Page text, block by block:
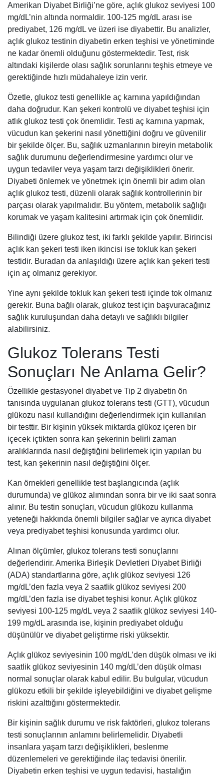
Amerikan Diyabet Birliği’ne göre, açlık glukoz seviyesi 100
mg/dL’nin altında normaldir. 100-125 mg/dL arası ise
prediyabet, 126 mg/dL ve üzeri ise diyabettir. Bu analizler,
açlık glukoz testinin diyabetin erken teşhisi ve yönetiminde
ne kadar önemli olduğunu göstermektedir. Test, risk
altındaki kişilerde olası sağlık sorunlarını teşhis etmeye ve
gerektiğinde hızlı müdahaleye izin verir.
Özetle, glukoz testi genellikle aç karnına yapıldığından
daha doğrudur. Kan şekeri kontrolü ve diyabet teşhisi için
atlık glukoz testi çok önemlidir. Testi aç karnına yapmak,
vücudun kan şekerini nasıl yönettiğini doğru ve güvenilir
bir şekilde ölçer. Bu, sağlık uzmanlarının bireyin metabolik
sağlık durumunu değerlendirmesine yardımcı olur ve
uygun tedaviler veya yaşam tarzı değişiklikleri önerir.
Diyabeti önlemek ve yönetmek için önemli bir adım olan
açlık glukoz testi, düzenli olarak sağlık kontrollerinin bir
parçası olarak yapılmalıdır. Bu yöntem, metabolik sağlığı
korumak ve yaşam kalitesini artırmak için çok önemlidir.
Bilindiği üzere glukoz test, iki farklı şekilde yapılır. Birincisi
açlık kan şekeri testi iken ikincisi ise tokluk kan şekeri
testidir. Buradan da anlaşıldığı üzere açlık kan şekeri testi
için aç olmanız gerekiyor.
Yine aynı şekilde tokluk kan şekeri testi içinde tok olmanız
gerekir. Buna bağlı olarak, glukoz test için başvuracağınız
sağlık kuruluşundan daha detaylı ve sağlıklı bilgiler
alabilirsiniz.
Glukoz Tolerans Testi
Sonuçları Ne Anlama Gelir?
Özellikle gestasyonel diyabet ve Tip 2 diyabetin ön
tanısında uygulanan glukoz tolerans testi (GTT), vücudun
glükozu nasıl kullandığını değerlendirmek için kullanılan
bir testtir. Bir kişinin yüksek miktarda glükoz içeren bir
içecek içtikten sonra kan şekerinin belirli zaman
aralıklarında nasıl değiştiğini belirlemek için yapılan bu
test, kan şekerinin nasıl değiştiğini ölçer.
Kan örnekleri genellikle test başlangıcında (açlık
durumunda) ve glükoz alımından sonra bir ve iki saat sonra
alınır. Bu testin sonuçları, vücudun glükozu kullanma
yeteneği hakkında önemli bilgiler sağlar ve ayrıca diyabet
veya prediyabet teşhisi konusunda yardımcı olur.
Alınan ölçümler, glukoz tolerans testi sonuçlarını
değerlendirir. Amerika Birleşik Devletleri Diyabet Birliği
(ADA) standartlarına göre, açlık glükoz seviyesi 126
mg/dL’den fazla veya 2 saatlik glükoz seviyesi 200
mg/dL’den fazla ise diyabet teşhisi konur. Açlık glükoz
seviyesi 100-125 mg/dL veya 2 saatlik glükoz seviyesi 140-
199 mg/dL arasında ise, kişinin prediyabet olduğu
düşünülür ve diyabet geliştirme riski yüksektir.
Açlık glükoz seviyesinin 100 mg/dL’den düşük olması ve iki
saatlik glükoz seviyesinin 140 mg/dL’den düşük olması
normal sonuçlar olarak kabul edilir. Bu bulgular, vücudun
glükozu etkili bir şekilde işleyebildiğini ve diyabet gelişme
riskini azalttığını göstermektedir.
Bir kişinin sağlık durumu ve risk faktörleri, glukoz tolerans
testi sonuçlarının anlamını belirlemelidir. Diyabetli
insanlara yaşam tarzı değişiklikleri, beslenme
düzenlemeleri ve gerektiğinde ilaç tedavisi önerilir.
Diyabetin erken teşhisi ve uygun tedavisi, hastalığın